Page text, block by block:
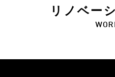
リノベー